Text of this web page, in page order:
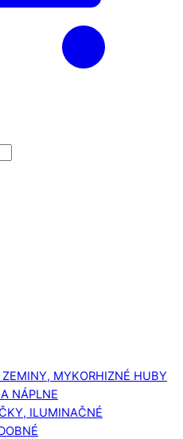
ZEMINY, MYKORHIZNÉ HUBY
NÁPLNE
ILUMINAČNÉ